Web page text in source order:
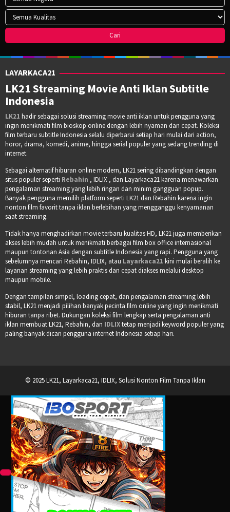
LAYARKACA21
LK21 Streaming Movie Anti Iklan Subtitle
Indonesia
LK21 hadir sebagai solusi streaming movie anti iklan untuk pengguna yang
ingin menikmati film bioskop online dengan lebih nyaman dan cepat. Koleksi
film terbaru subtitle Indonesia selalu diperbarui setiap hari mulai dari action,
horor, drama, komedi, anime, hingga serial populer yang sedang trending di
internet.
Sebagai alternatif hiburan online modern, LK21 sering dibandingkan dengan
situs populer seperti Rebahin , IDLIX , dan Layarkaca21 karena menawarkan
pengalaman streaming yang lebih ringan dan minim gangguan popup.
Banyak pengguna memilih platform seperti LK21 dan Rebahin karena ingin
nonton film favorit tanpa iklan berlebihan yang mengganggu kenyamanan
saat streaming.
Tidak hanya menghadirkan movie terbaru kualitas HD, LK21 juga memberikan
akses lebih mudah untuk menikmati berbagai film box office internasional
maupun tontonan Asia dengan subtitle Indonesia yang rapi. Pengguna yang
sebelumnya mencari Rebahin, IDLIX, atau Layarkaca21 kini mulai beralih ke
layanan streaming yang lebih praktis dan cepat diakses melalui desktop
maupun mobile.
Dengan tampilan simpel, loading cepat, dan pengalaman streaming lebih
stabil, LK21 menjadi pilihan banyak pecinta film online yang ingin menikmati
hiburan tanpa ribet. Dukungan koleksi film lengkap serta pengalaman anti
iklan membuat LK21, Rebahin, dan IDLIXtetap menjadi keyword populer yang
paling banyak dicari pengguna internet Indonesia setiap hari.
© 2025 LK21, Layarkaca21, IDLIX, Solusi Nonton Film Tanpa Iklan